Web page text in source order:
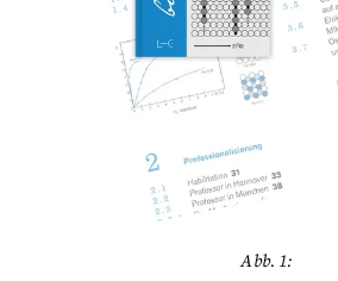
Abb. 1: